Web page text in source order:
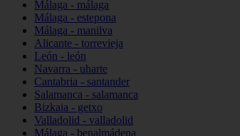
Málaga - málaga
Málaga - estepona
Málaga - manilva
Alicante - torrevieja
León - león
Navarra - uharte
Cantabria - santander
Salamanca - salamanca
Bizkaia - getxo
Valladolid - valladolid
Málaga - benalmádena